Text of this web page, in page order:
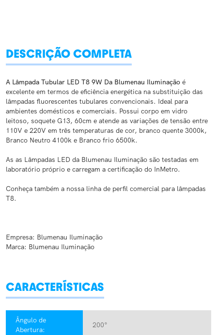
DESCRIÇÃO COMPLETA
A Lâmpada Tubular LED T8 9W Da Blumenau Iluminação é
excelente em termos de eficiência energética na substituição das
lâmpadas fluorescentes tubulares convencionais. Ideal para
ambientes domésticos e comerciais. Possui corpo em vidro
leitoso, soquete G13, 60cm e atende as variações de tensão entre
110V e 220V em três temperaturas de cor, branco quente 3000k,
Branco Neutro 4100k e Branco frio 6500k.
As as Lâmpadas LED da Blumenau Iluminação são testadas em
laboratório próprio e carregam a certificação do InMetro.
Conheça também a nossa linha de perfil comercial para lâmpadas
T8.
Empresa: Blumenau Iluminação
Marca: Blumenau Iluminação
CARACTERÍSTICAS
Ângulo de
Abertura:
200°